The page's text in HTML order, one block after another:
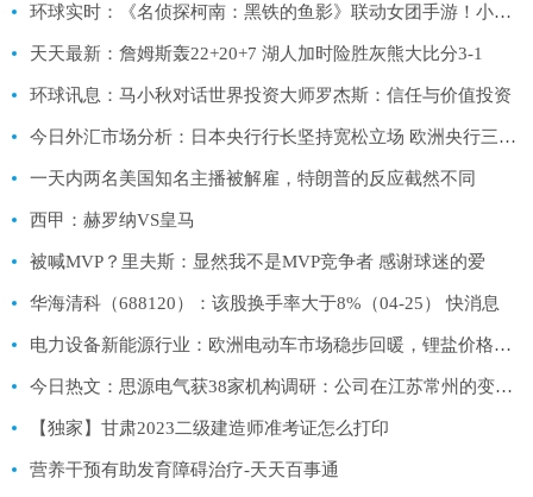
环球实时：《名侦探柯南：黑铁的鱼影》联动女团手游！小偶像cos角色齐上阵！
天天最新：詹姆斯轰22+20+7 湖人加时险胜灰熊大比分3-1
环球讯息：马小秋对话世界投资大师罗杰斯：信任与价值投资
今日外汇市场分析：日本央行行长坚持宽松立场 欧洲央行三名管委支持加息
一天内两名美国知名主播被解雇，特朗普的反应截然不同
西甲：赫罗纳VS皇马
被喊MVP？里夫斯：显然我不是MVP竞争者 感谢球迷的爱
华海清科（688120）：该股换手率大于8%（04-25） 快消息
电力设备新能源行业：欧洲电动车市场稳步回暖，锂盐价格持续下跌－锂电产业链周评（4月第2周）-天天速读
今日热文：思源电气获38家机构调研：公司在江苏常州的变压器生产基地在2022年第四季度建成投产，目前正在产能爬坡阶段（附调研问答）
【独家】甘肃2023二级建造师准考证怎么打印
营养干预有助发育障碍治疗-天天百事通